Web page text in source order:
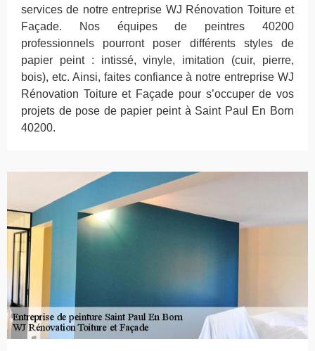
services de notre entreprise WJ Rénovation Toiture et
Façade. Nos équipes de peintres 40200
professionnels pourront poser différents styles de
papier peint : intissé, vinyle, imitation (cuir, pierre,
bois), etc. Ainsi, faites confiance à notre entreprise WJ
Rénovation Toiture et Façade pour s’occuper de vos
projets de pose de papier peint à Saint Paul En Born
40200.